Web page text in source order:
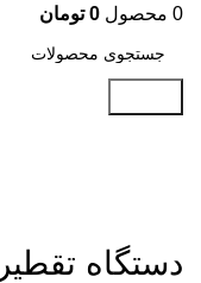
0 محصول 0 تومان
دستگاه تقطیر